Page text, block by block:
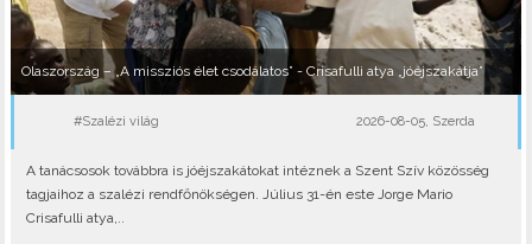
Olaszország – „A missziós élet csodálatos” - Crisafulli atya „jóéjszakátja”
#Szalézi világ 2026-08-05, Szerda
A tanácsosok továbbra is jóéjszakátokat intéznek a Szent Szív közösség
tagjaihoz a szalézi rendfőnökségen. Július 31-én este Jorge Mario
Crisafulli atya,..